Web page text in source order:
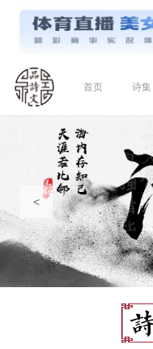
首页 诗集
<